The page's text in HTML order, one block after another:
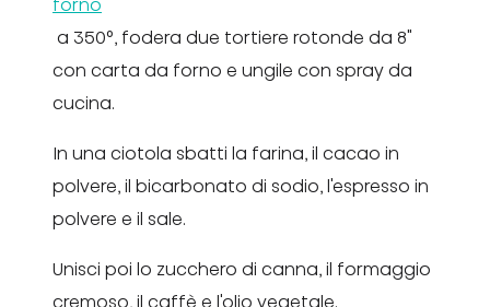
forno
a 350°, fodera due tortiere rotonde da 8"
con carta da forno e ungile con spray da
cucina.
In una ciotola sbatti la farina, il cacao in
polvere, il bicarbonato di sodio, l'espresso in
polvere e il sale.
Unisci poi lo zucchero di canna, il formaggio